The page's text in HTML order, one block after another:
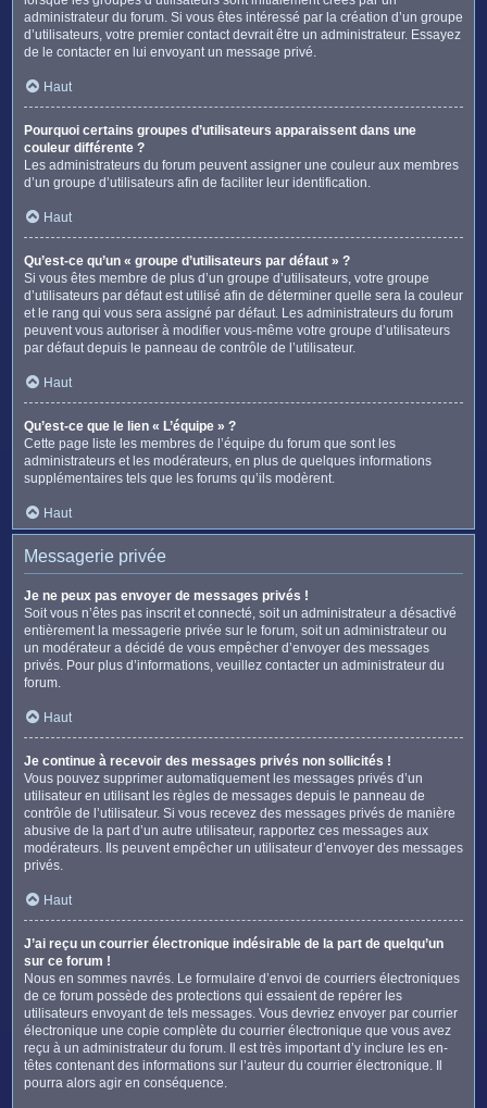
administrateur du forum. Si vous êtes intéressé par la création d’un groupe
d’utilisateurs, votre premier contact devrait être un administrateur. Essayez
de le contacter en lui envoyant un message privé.
Haut
Pourquoi certains groupes d’utilisateurs apparaissent dans une
couleur différente ?
Les administrateurs du forum peuvent assigner une couleur aux membres
d’un groupe d’utilisateurs afin de faciliter leur identification.
Haut
Qu’est-ce qu’un « groupe d’utilisateurs par défaut » ?
Si vous êtes membre de plus d’un groupe d’utilisateurs, votre groupe
d’utilisateurs par défaut est utilisé afin de déterminer quelle sera la couleur
et le rang qui vous sera assigné par défaut. Les administrateurs du forum
peuvent vous autoriser à modifier vous-même votre groupe d’utilisateurs
par défaut depuis le panneau de contrôle de l’utilisateur.
Haut
Qu’est-ce que le lien « L’équipe » ?
Cette page liste les membres de l’équipe du forum que sont les
administrateurs et les modérateurs, en plus de quelques informations
supplémentaires tels que les forums qu’ils modèrent.
Haut
Messagerie privée
Je ne peux pas envoyer de messages privés !
Soit vous n’êtes pas inscrit et connecté, soit un administrateur a désactivé
entièrement la messagerie privée sur le forum, soit un administrateur ou
un modérateur a décidé de vous empêcher d’envoyer des messages
privés. Pour plus d’informations, veuillez contacter un administrateur du
forum.
Haut
Je continue à recevoir des messages privés non sollicités !
Vous pouvez supprimer automatiquement les messages privés d’un
utilisateur en utilisant les règles de messages depuis le panneau de
contrôle de l’utilisateur. Si vous recevez des messages privés de manière
abusive de la part d’un autre utilisateur, rapportez ces messages aux
modérateurs. Ils peuvent empêcher un utilisateur d’envoyer des messages
privés.
Haut
J’ai reçu un courrier électronique indésirable de la part de quelqu’un
sur ce forum !
Nous en sommes navrés. Le formulaire d’envoi de courriers électroniques
de ce forum possède des protections qui essaient de repérer les
utilisateurs envoyant de tels messages. Vous devriez envoyer par courrier
électronique une copie complète du courrier électronique que vous avez
reçu à un administrateur du forum. Il est très important d’y inclure les en-
têtes contenant des informations sur l’auteur du courrier électronique. Il
pourra alors agir en conséquence.